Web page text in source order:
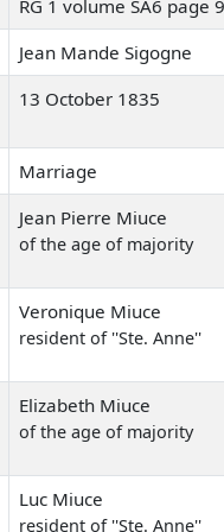
RG 1 volume SA6 page
Jean Mande Sigogne
13 October 1835
Marriage
Jean Pierre Miuce
of the age of majority
Veronique Miuce
resident of ''Ste. Anne''
Elizabeth Miuce
of the age of majority
Luc Miuce
resident of ''Ste. Anne''